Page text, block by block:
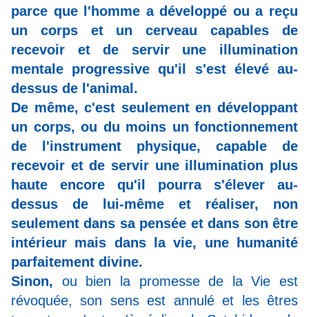
parce que l'homme a développé ou a reçu
un corps et un cerveau capables de
recevoir et de servir une illumination
mentale progressive qu'il s'est élevé au-
dessus de l'animal.
De même, c'est seulement en développant
un corps, ou du moins un fonctionnement
de l'instrument physique, capable de
recevoir et de servir une illumination plus
haute encore qu'il pourra s'élever au-
dessus de lui-même et réaliser, non
seulement dans sa pensée et dans son être
intérieur mais dans la vie, une humanité
parfaitement divine.
Sinon, ou bien la promesse de la Vie est
révoquée, son sens est annulé et les êtres